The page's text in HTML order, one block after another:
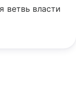
ветвь власти